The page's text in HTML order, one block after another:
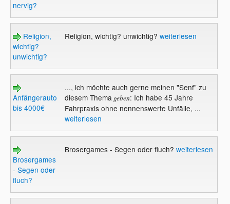
nervig?
Religion,
wichtig?
unwichtig?
Religion, wichtig? unwichtig? weiterlesen
Anfängerauto
bis 4000€
..., ich möchte auch gerne meinen "Senf" zu
diesem Thema geben: Ich habe 45 Jahre
Fahrpraxis ohne nennenswerte Unfälle, ...
weiterlesen
Brosergames
- Segen oder
fluch?
Brosergames - Segen oder fluch? weiterlesen